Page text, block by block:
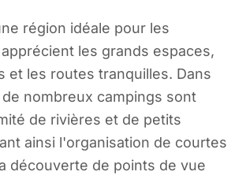
EN ESPAGNE
en
Aragon
Espagne
région idéale pour les
les grands espaces,
et les routes tranquilles. Dans
nombreux campings sont
de rivières et de petits
ainsi l'organisation de courtes
découverte de points de vue